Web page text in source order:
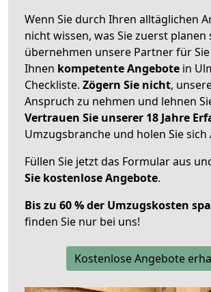
Wenn Sie durch Ihren alltäglichen
nicht wissen, was Sie zuerst planen
übernehmen unsere Partner für
Ihnen kompetente Angebote in
Checkliste. Zögern Sie nicht,
Anspruch zu nehmen und lehnen
Vertrauen Sie unserer 18 Jahre
Umzugsbranche und holen Sie sich
Füllen Sie jetzt das Formular aus
Sie kostenlose Angebote.
Bis zu 60 % der Umzugskosten
finden Sie nur bei uns!
Kostenlose Angebote